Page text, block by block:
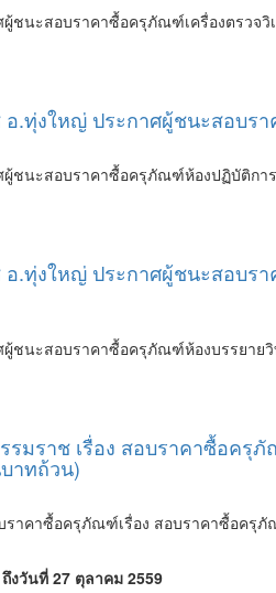
นะสอบราคาซื้อครุภัณฑ์เครื่องตรวจวิ
อ.ทุ่งใหญ่ ประกาศผู้ชนะสอบ
ผู้ชนะสอบราคาซื้อครุภัณฑ์ห้องปฏิบัติก
.ทุ่งใหญ่ ประกาศผู้ชนะสอบ
ชนะสอบราคาซื้อครุภัณฑ์ห้องบรรยา
มราช เรื่อง สอบราคาซื้อค
าทถ้วน)
าคาซื้อครุภัณฑ์เรื่อง สอบราคาซื้อครุ
งวันที่ 27 ตุลาคม 2559